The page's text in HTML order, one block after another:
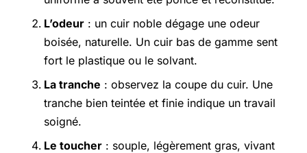
L’odeur : un cuir noble dégage une odeur
boisée, naturelle. Un cuir bas de gamme sent
fort le plastique ou le solvant.
La tranche : observez la coupe du cuir. Une
tranche bien teintée et finie indique un travail
soigné.
Le toucher : souple, légèrement gras, vivant